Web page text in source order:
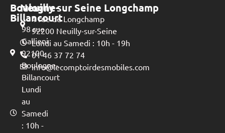
Boulogne-
Billancourt
98 rue
Gallieni
92100
Boulogne-
Billancourt
Lundi
au
Samedi
: 10h -
Neuilly sur Seine Longchamp
4 rue de Longchamp
92200 Neuilly-sur-Seine
Lundi au Samedi : 10h - 19h
01 46 37 72 74
info@lecomptoirdesmobiles.com